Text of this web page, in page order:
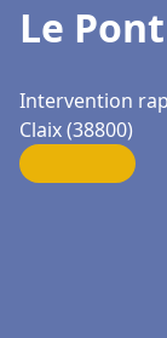
Le
Intervention
Claix (38800)